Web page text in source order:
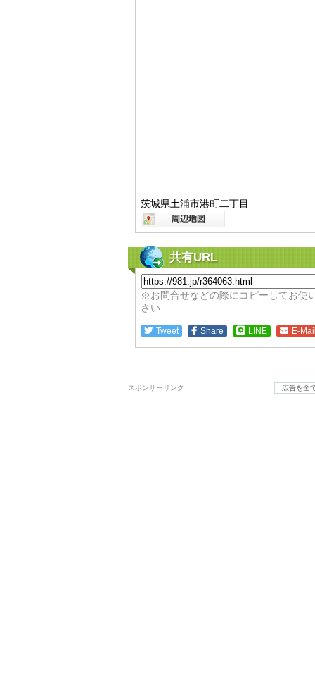
茨城県土浦市港町二丁目
共有URL
※お問合せなどの際にコピーしてお使
さい
Tweet Share LINE E-
スポンサーリンク 広告を全